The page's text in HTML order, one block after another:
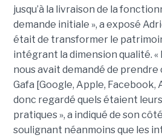
jusqu’à la livraison de la
demande initiale », a exposé
était de transformer le
intégrant la dimension qualité. «
nous avait demandé de prendre
Gafa [Google, Apple, Facebook,
donc regardé quels étaient
pratiques », a indiqué de son
soulignant néanmoins que les